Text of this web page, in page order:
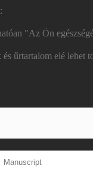
"Az Ön
és űrtartalom elé lehet
Manuscript